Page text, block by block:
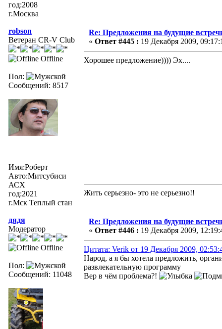
год:2008
г.Москва
robson
Ветеран CR-V Club
Offline
Пол:
Сообщений: 8517
Имя:Роберт
Авто:Митсубиси
АСХ
год:2021
г.Мск Теплый стан
Re: Предложения на будущие
« Ответ #445 : 19 Декабря 2009,
Хорошее предложение)))) Эх....
Жить серьезно- это не серьезно!!
дядя
Модератор
Offline
Пол:
Сообщений: 11048
Re: Предложения на будущие
« Ответ #446 : 19 Декабря 2009,
Цитата: Verik от 19 Декабря 2009,
Народ, а я бы хотела предложить,
развлекательную программу
Вер в чём проблема?!